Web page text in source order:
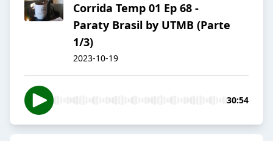
Corrida Temp 01 Ep 68 -
Paraty Brasil by UTMB (Parte
1/3)
2023-10-19
30:54